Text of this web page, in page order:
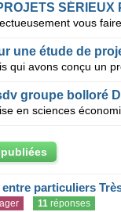
SÉRIEUX
une étude de
groupe bolloré
particuliers
11réponses